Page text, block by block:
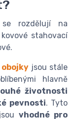
se rozdělují na
kovové stahovací
obojky jsou stále
hlavně
životnosti
pevnosti. Tyto
vhodné pro